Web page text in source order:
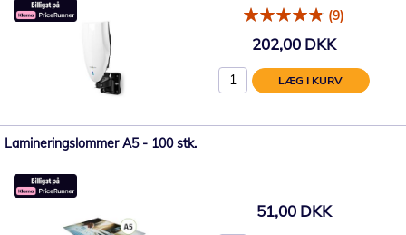
(9)
202,00 DKK
LÆG I KURV
Lamineringslommer A5 - 100 stk.
51,00 DKK